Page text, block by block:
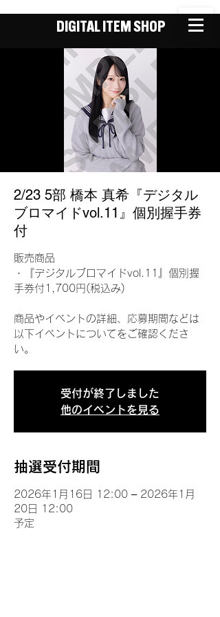
DIGITAL ITEM SHOP
2/23 5部 橋本 真希『デジタル
ブロマイドvol.11』個別握手券
付
販売商品
・『デジタルブロマイドvol.11』個別握
手券付1,700円(税込み)
商品やイベントの詳細、応募期間などは
以下イベントについてをご確認くださ
い。
受付が終了しました
他のイベントを見る
抽選受付期間
2026年1月16日 12:00 – 2026年1月
20日 12:00
予定